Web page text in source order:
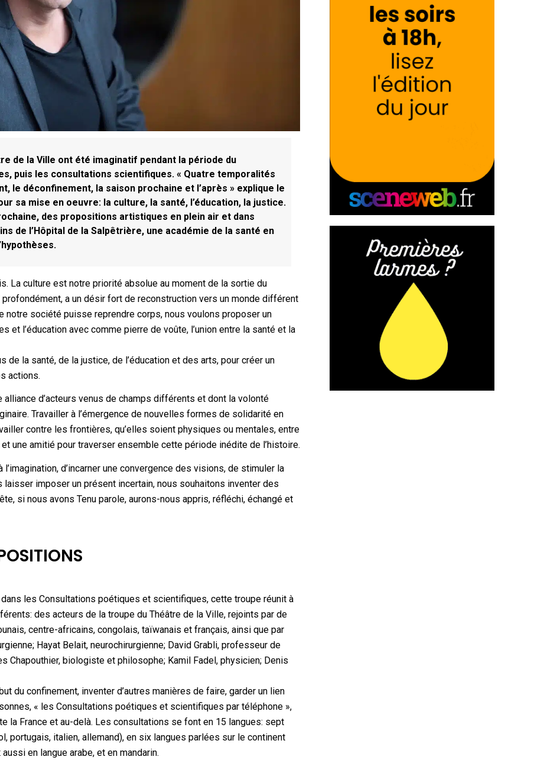
de la Ville ont été imaginatif pendant la période du
puis les consultations scientifiques. « Quatre temporalités
le déconfinement, la saison prochaine et l’après » explique le
sa mise en oeuvre: la culture, la santé, l’éducation, la justice.
des propositions artistiques en plein air et dans
de l’Hôpital de la Salpêtrière, une académie de la santé en
La culture est notre priorité absolue au moment de la sortie du
a un désir fort de reconstruction vers un monde différent
notre société puisse reprendre corps, nous voulons proposer un
l’éducation avec comme pierre de voûte, l’union entre la santé et la
de la santé, de la justice, de l’éducation et des arts, pour créer un
actions.
d’acteurs venus de champs différents et dont la volonté
Travailler à l’émergence de nouvelles formes de solidarité en
contre les frontières, qu’elles soient physiques ou mentales, entre
une amitié pour traverser ensemble cette période inédite de l’histoire.
d’incarner une convergence des visions, de stimuler la
imposer un présent incertain, nous souhaitons inventer des
si nous avons Tenu parole, aurons-nous appris, réfléchi, échangé et
les Consultations poétiques et scientifiques, cette troupe réunit à
des acteurs de la troupe du Théâtre de la Ville, rejoints par de
centre-africains, congolais, taïwanais et français, ainsi que par
Hayat Belait, neurochirurgienne; David Grabli, professeur de
Chapouthier, biologiste et philosophe; Kamil Fadel, physicien; Denis
du confinement, inventer d’autres manières de faire, garder un lien
« les Consultations poétiques et scientifiques par téléphone »,
la France et au-delà. Les consultations se font en 15 langues: sept
portugais, italien, allemand), en six langues parlées sur le continent
en langue arabe, et en mandarin.